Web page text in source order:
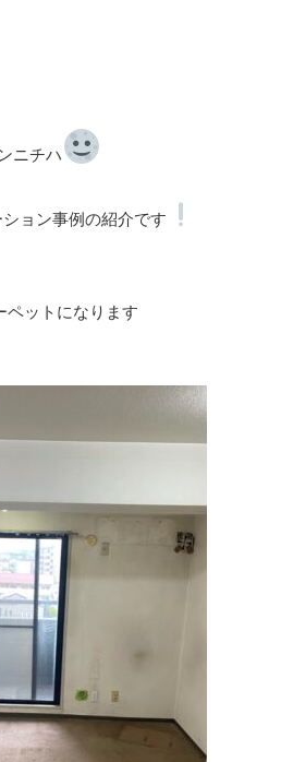
ニチハ
ョン事例の紹介です
ペットになります